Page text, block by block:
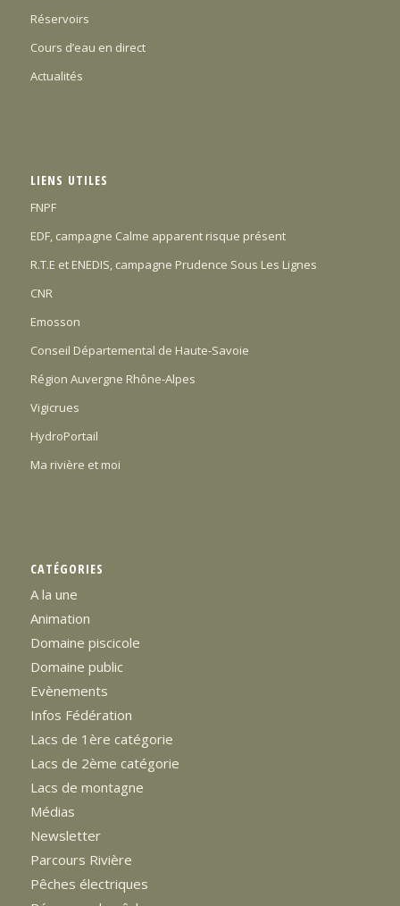
Réservoirs
Cours d’eau en direct
Actualités
LIENS UTILES
FNPF
EDF, campagne Calme apparent risque présent
R.T.E et ENEDIS, campagne Prudence Sous Les Lignes
CNR
Emosson
Conseil Départemental de Haute-Savoie
Région Auvergne Rhône-Alpes
Vigicrues
HydroPortail
Ma rivière et moi
CATÉGORIES
A la une
Animation
Domaine piscicole
Domaine public
Evènements
Infos Fédération
Lacs de 1ère catégorie
Lacs de 2ème catégorie
Lacs de montagne
Médias
Newsletter
Parcours Rivière
Pêches électriques